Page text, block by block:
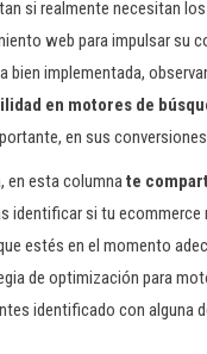
si realmente necesitan
web para impulsar su
bien implementada,
en motores de
en sus
en esta columnate
identificar si tu ecommerce
estés en el momento
de optimización para
identificado con alguna